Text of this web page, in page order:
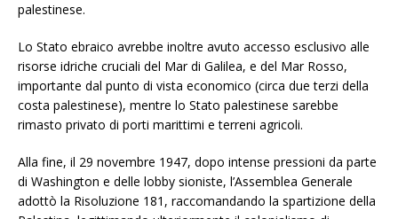
palestinese.
Lo Stato ebraico avrebbe inoltre avuto accesso esclusivo alle
risorse idriche cruciali del Mar di Galilea, e del Mar Rosso,
importante dal punto di vista economico (circa due terzi della
costa palestinese), mentre lo Stato palestinese sarebbe
rimasto privato di porti marittimi e terreni agricoli.
Alla fine, il 29 novembre 1947, dopo intense pressioni da parte
di Washington e delle lobby sioniste, l’Assemblea Generale
adottò la Risoluzione 181, raccomandando la spartizione della